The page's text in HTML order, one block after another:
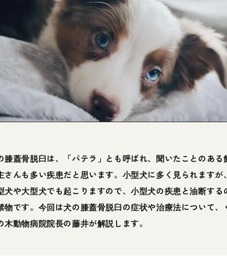
膝蓋骨脱臼は、「パテラ」とも呼ばれ、聞いたことのある
さんも多い疾患だと思います。小型犬に多く見られますが
犬や大型犬でも起こりますので、小型犬の疾患と油断する
物です。今回は犬の膝蓋骨脱臼の症状や治療法について、
木動物病院院長の藤井が解説します。